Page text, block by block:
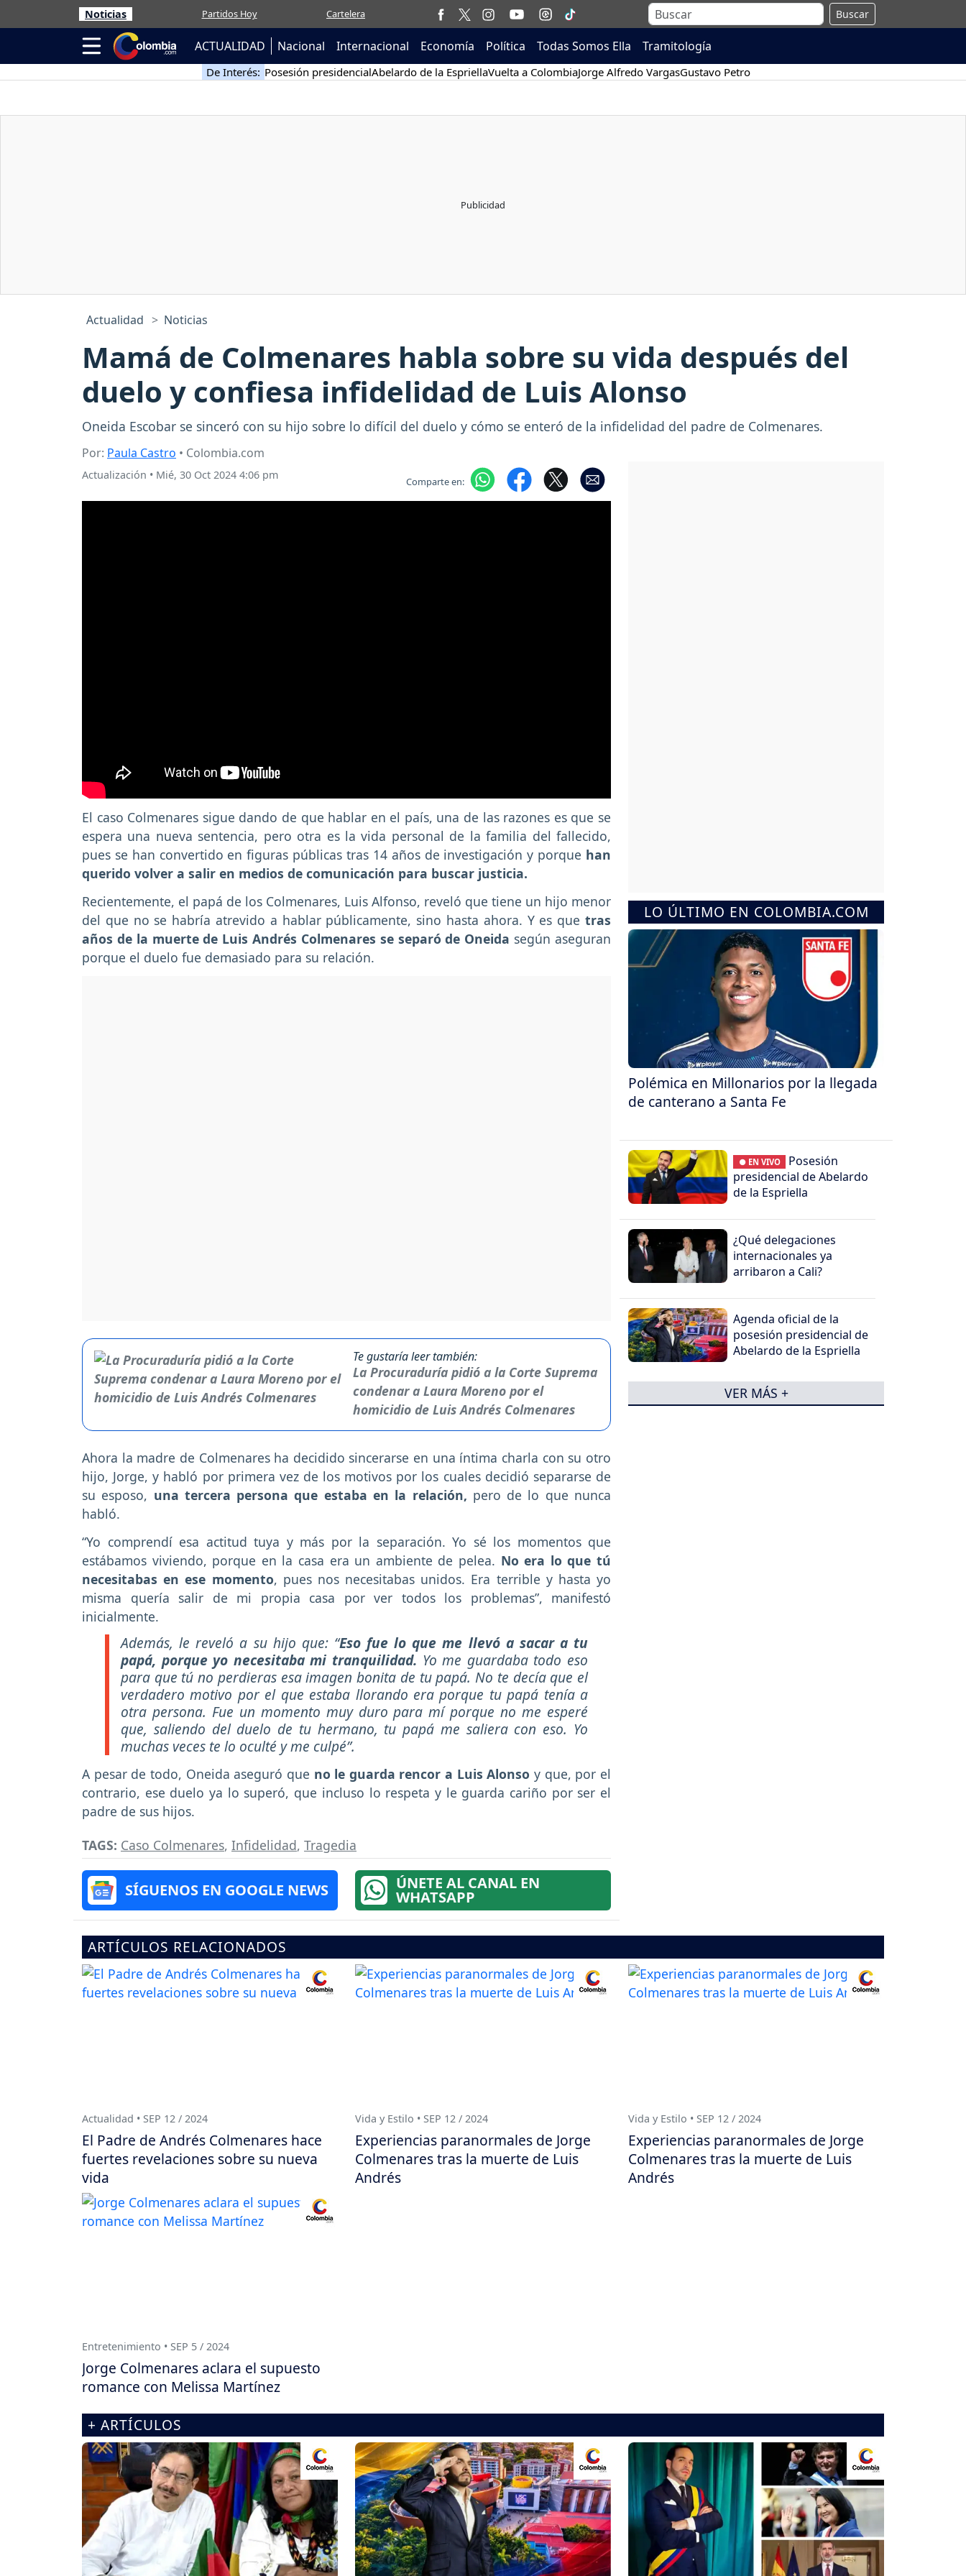
Noticias Partidos Hoy Cartelera Buscar
ACTUALIDAD Nacional Internacional Economía Política Todas Somos Ella Tramitología
De Interés: Posesión presidencialAbelardo de la EspriellaVuelta a ColombiaJorge Alfredo VargasGustavo Petro
Actualidad Noticias
Mamá de Colmenares habla sobre su vida después del
duelo y confiesa infidelidad de Luis Alonso
Oneida Escobar se sinceró con su hijo sobre lo difícil del duelo y cómo se enteró de la infidelidad del padre de Colmenares.
Por: Paula Castro • Colombia.com
Actualización • Mié, 30 Oct 2024 4:06 pm Comparte en:
El caso Colmenares sigue dando de que hablar en el país, una de las razones es que se
espera una nueva sentencia, pero otra es la vida personal de la familia del fallecido,
pues se han convertido en figuras públicas tras 14 años de investigación y porque han
querido volver a salir en medios de comunicación para buscar justicia.
Recientemente, el papá de los Colmenares, Luis Alfonso, reveló que tiene un hijo menor
del que no se habría atrevido a hablar públicamente, sino hasta ahora. Y es que tras
años de la muerte de Luis Andrés Colmenares se separó de Oneida según aseguran
porque el duelo fue demasiado para su relación.
Te gustaría leer también:
La Procuraduría pidió a la Corte Suprema
condenar a Laura Moreno por el
homicidio de Luis Andrés Colmenares
Ahora la madre de Colmenares ha decidido sincerarse en una íntima charla con su otro
hijo, Jorge, y habló por primera vez de los motivos por los cuales decidió separarse de
su esposo, una tercera persona que estaba en la relación, pero de lo que nunca
habló.
“Yo comprendí esa actitud tuya y más por la separación. Yo sé los momentos que
estábamos viviendo, porque en la casa era un ambiente de pelea. No era lo que tú
necesitabas en ese momento, pues nos necesitabas unidos. Era terrible y hasta yo
misma quería salir de mi propia casa por ver todos los problemas”, manifestó
inicialmente.
Además, le reveló a su hijo que: “Eso fue lo que me llevó a sacar a tu
papá, porque yo necesitaba mi tranquilidad. Yo me guardaba todo eso
para que tú no perdieras esa imagen bonita de tu papá. No te decía que el
verdadero motivo por el que estaba llorando era porque tu papá tenía a
otra persona. Fue un momento muy duro para mí porque no me esperé
que, saliendo del duelo de tu hermano, tu papá me saliera con eso. Yo
muchas veces te lo oculté y me culpé”.
A pesar de todo, Oneida aseguró que no le guarda rencor a Luis Alonsoy que, por el
contrario, ese duelo ya lo superó, que incluso lo respeta y le guarda cariño por ser el
padre de sus hijos.
TAGS: Caso Colmenares, Infidelidad, Tragedia
SÍGUENOS EN GOOGLE NEWS ÚNETE AL CANAL EN
WHATSAPP
LO ÚLTIMO EN COLOMBIA.COM
Polémica en Millonarios por la llegada
de canterano a Santa Fe
● EN VIVO
Posesión
presidencial de Abelardo
de la Espriella
¿Qué delegaciones
internacionales ya
arribaron a Cali?
Agenda oficial de la
posesión presidencial de
Abelardo de la Espriella
VER MÁS +
ARTÍCULOS RELACIONADOS
Actualidad • SEP 12 / 2024
El Padre de Andrés Colmenares hace
fuertes revelaciones sobre su nueva
vida
Vida y Estilo • SEP 12 / 2024
Experiencias paranormales de Jorge
Colmenares tras la muerte de Luis
Andrés
Vida y Estilo • SEP 12 / 2024
Experiencias paranormales de Jorge
Colmenares tras la muerte de Luis
Andrés
Entretenimiento • SEP 5 / 2024
Jorge Colmenares aclara el supuesto
romance con Melissa Martínez
+ ARTÍCULOS